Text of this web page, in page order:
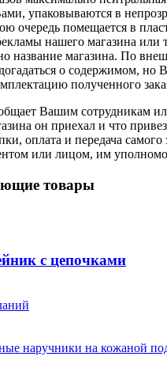
упаковываются в
очередь помещается в
нашего магазина или
название магазина. По
о содержимом, но
полученного
Вашим сотрудникам
он приехал и что
оплата и передача самого
или лицом, им
товары
с цепочками